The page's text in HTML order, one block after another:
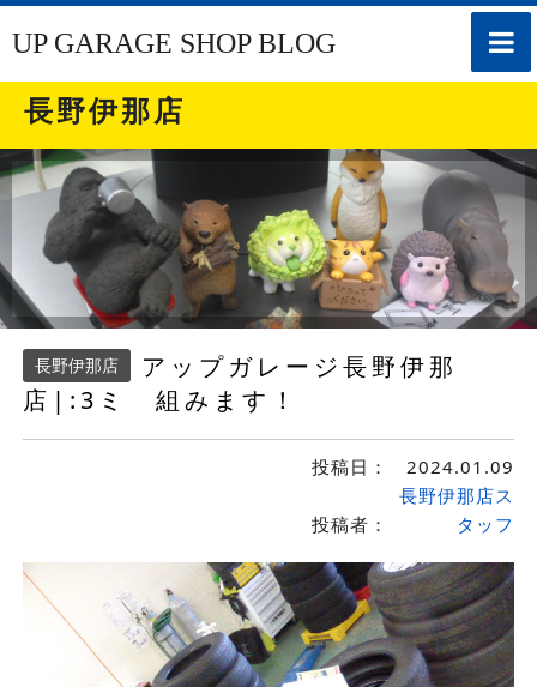
toggle
UP GARAGE SHOP BLOG
長野伊那店
長野伊那店
アップガレージ長野伊那
店|:3ミ 組みます！
投稿日： 2024.01.09
投稿者：
長野伊那店ス
タッフ